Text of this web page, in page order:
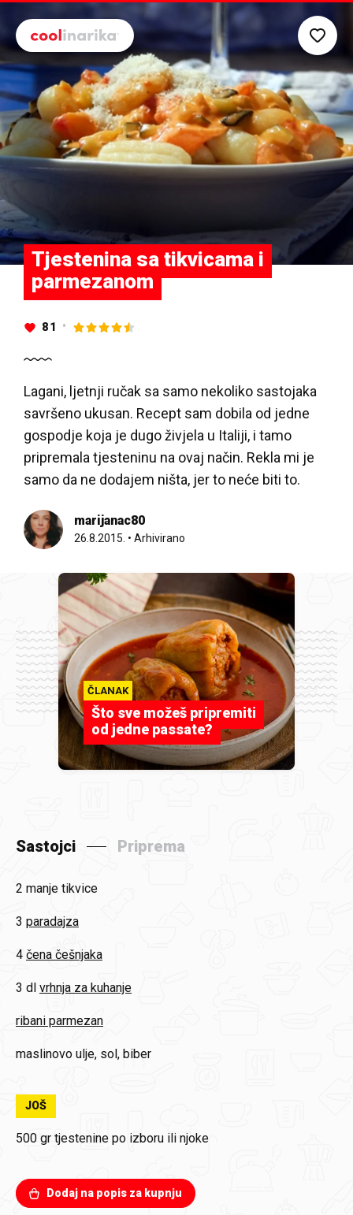
Preskoči na glavni sadržaj
Tjestenina sa tikvicama i
parmezanom
81
Lagani, ljetnji ručak sa samo nekoliko sastojaka
savršeno ukusan. Recept sam dobila od jedne
gospodje koja je dugo živjela u Italiji, i tamo
pripremala tjesteninu na ovaj način. Rekla mi je
samo da ne dodajem ništa, jer to neće biti to.
marijanac80
26.8.2015. • Arhivirano
ČLANAK
Što sve možeš pripremiti
od jedne passate?
Sastojci Priprema
2 manje tikvice
3 paradajza
4 čena češnjaka
3 dl vrhnja za kuhanje
ribani parmezan
maslinovo ulje, sol, biber
JOŠ
500 gr tjestenine po izboru ili njoke
Dodaj na popis za kupnju